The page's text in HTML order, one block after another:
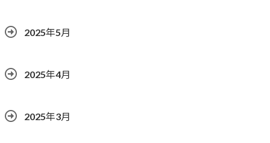
2025年5月
2025年4月
2025年3月